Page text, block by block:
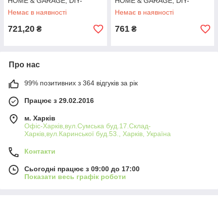
SC301/254-BOX
Немає в наявності
721,20 ₴
SC302/254-BOX
Немає в наявності
761 ₴
Про нас
99% позитивних з 364 відгуків за рік
Працює з 29.02.2016
м. Харків
Офіс-Харків,вул.Сумська буд.17.Склад-
Харків,вул.Каринської буд.53., Харків, Україна
Контакти
Сьогодні працює з 09:00 до 17:00
Показати весь графік роботи